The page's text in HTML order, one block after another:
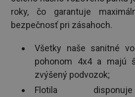
roky, čo garantuje
bezpečnosť pri zásahoch.
Všetky naše sanitné
pohonom 4x4 a majú
zvýšený podvozok;
Flotila